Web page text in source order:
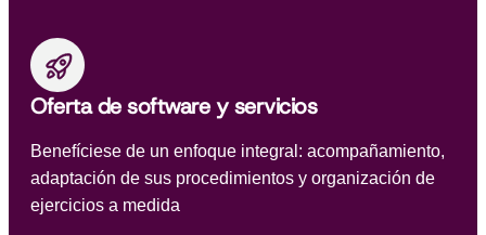
Oferta de software y servicios
Benefíciese de un enfoque integral: acompañamiento,
adaptación de sus procedimientos y organización de
ejercicios a medida